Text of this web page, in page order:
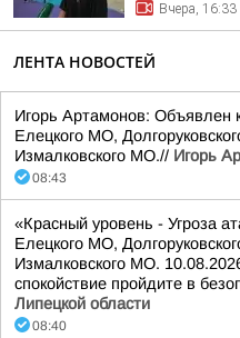
Вчера, 16:33
ЛЕНТА НОВОСТЕЙ
Игорь Артамонов: Объявлен
Елецкого МО,
Измалковского МО.// Игорь
08:43
«Красный уровень - Угроза
Елецкого МО,
Измалковского МО.
спокойствие пройдите в
Липецкой области
08:40